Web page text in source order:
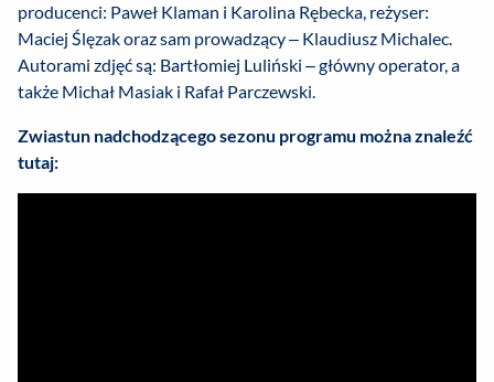
producenci: Paweł Klaman i Karolina Rębecka, reżyser:
Maciej Ślęzak oraz sam prowadzący – Klaudiusz Michalec.
Autorami zdjęć są: Bartłomiej Luliński – główny operator, a
także Michał Masiak i Rafał Parczewski.
Zwiastun nadchodzącego sezonu programu można znaleźć
tutaj: